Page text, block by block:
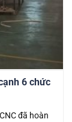
6 chức
đã hoàn